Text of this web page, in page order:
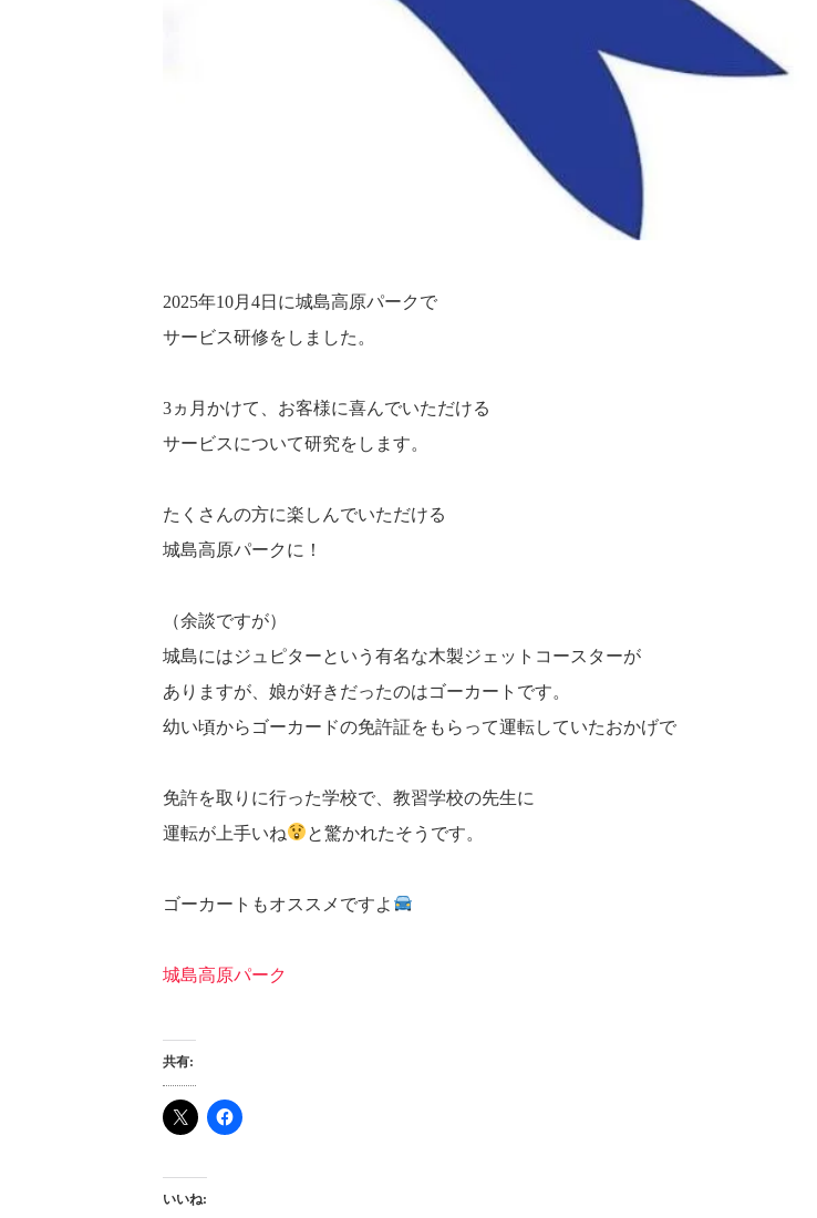
2025年10月4日に城島高原パークで
サービス研修をしました。
3ヵ月かけて、お客様に喜んでいただける
サービスについて研究をします。
たくさんの方に楽しんでいただける
城島高原パークに！
（余談ですが）
城島にはジュピターという有名な木製ジェットコースターが
ありますが、娘が好きだったのはゴーカートです。
幼い頃からゴーカードの免許証をもらって運転していたおかげで
免許を取りに行った学校で、教習学校の先生に
運転が上手いね
と驚かれたそうです。
ゴーカートもオススメですよ
城島高原パーク
共有:
いいね: